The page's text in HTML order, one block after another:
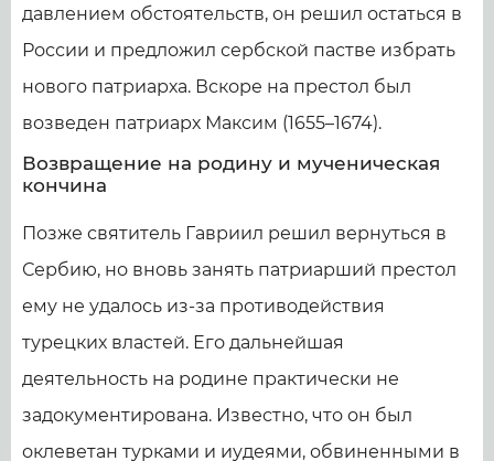
давлением обстоятельств, он решил остаться в
России и предложил сербской пастве избрать
нового патриарха. Вскоре на престол был
возведен патриарх Максим (1655–1674).
Возвращение на родину и мученическая
кончина
Позже святитель Гавриил решил вернуться в
Сербию, но вновь занять патриарший престол
ему не удалось из-за противодействия
турецких властей. Его дальнейшая
деятельность на родине практически не
задокументирована. Известно, что он был
оклеветан турками и иудеями, обвиненными в